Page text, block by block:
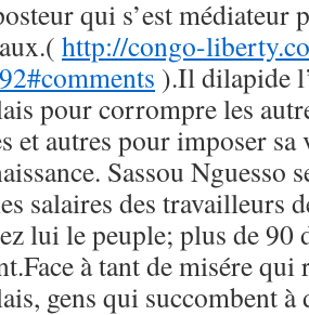
qui s’est médiateur
http://congo-
).Il dilapide
pour corrompre les
et autres pour imposer
Sassou Nguesso
salaires des travailleurs
lui le peuple; plus de 90
à tant de misére qui
gens qui succombent à